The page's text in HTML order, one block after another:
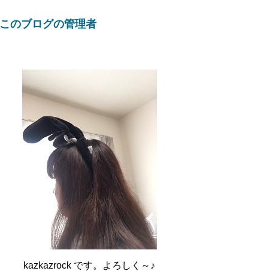
このブログの管理者
kazkazrock です。よろしく～♪